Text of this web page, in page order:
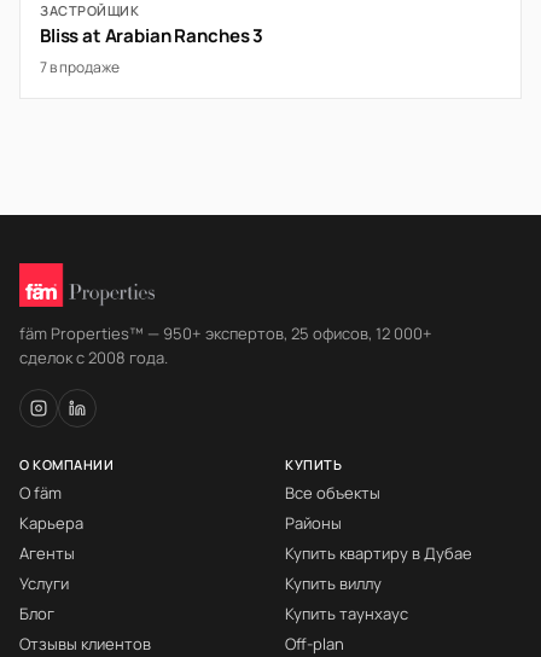
ЗАСТРОЙЩИК
Bliss at Arabian Ranches 3
7 в продаже
fäm Properties™ — 950+ экспертов, 25 офисов, 12 000+
сделок с 2008 года.
О КОМПАНИИ
О fäm
Карьера
Агенты
Услуги
Блог
Отзывы клиентов
КУПИТЬ
Все объекты
Районы
Купить квартиру в Дубае
Купить виллу
Купить таунхаус
Off-plan